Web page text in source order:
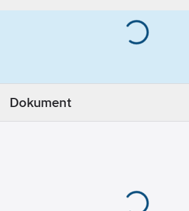
1:
2:
Dokument